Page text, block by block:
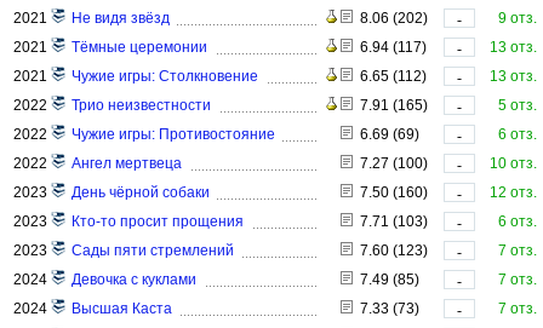
2021
Не видя звёзд 8.06 (202) -
9 отз.
2021
Тёмные церемонии 6.94 (117) -
13 отз.
2021
Чужие игры: Столкновение 6.65 (112) -
13 отз.
2022
Трио неизвестности 7.91 (165) -
5 отз.
2022
Чужие игры: Противостояние 6.69 (69) -
6 отз.
2022
Ангел мертвеца 7.27 (100) -
10 отз.
2023
День чёрной собаки 7.50 (160) -
12 отз.
2023
Кто-то просит прощения 7.71 (103) -
6 отз.
2023
Сады пяти стремлений 7.60 (123) -
7 отз.
2024
Девочка с куклами 7.49 (85) -
7 отз.
2024
Высшая Каста 7.33 (73) -
7 отз.